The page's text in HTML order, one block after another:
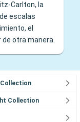
Carlton, la
escalas
el
otra manera.
Collection